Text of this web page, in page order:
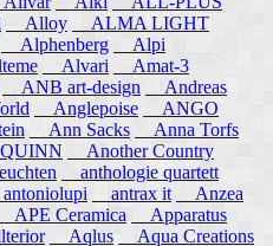
Alloy
ALMA LIGHT
Alphenberg
Alpi
Alvari
Amat-3
ANB art-design
Andreas
Anglepoise
ANGO
Ann Sacks
Anna Torfs
Another Country
anthologie quartett
antrax it
Anzea
APE Ceramica
Apparatus
Aqlus Aqua Creations